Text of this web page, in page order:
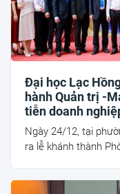
Đại học Lạc Hồng: Khánh thành Phòng
hành Quản trị -
tiễn doanh
Ngày 24/12, tại
ra lễ khánh thành